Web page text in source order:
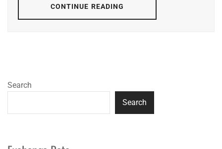
CONTINUE READING
Search
Search